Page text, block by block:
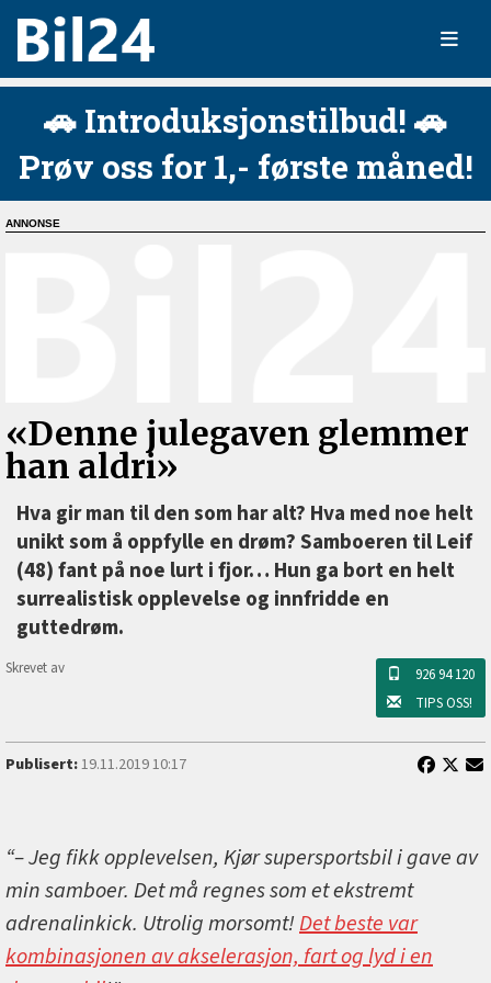
🚗 Introduksjonstilbud! 🚗
Prøv oss for 1,- første måned!
«Denne julegaven glemmer
han aldri»
Hva gir man til den som har alt? Hva med noe helt
unikt som å oppfylle en drøm? Samboeren til Leif
(48) fant på noe lurt i fjor… Hun ga bort en helt
surrealistisk opplevelse og innfridde en
guttedrøm.
Skrevet av
926 94 120
TIPS OSS!
Publisert:19.11.2019 10:17
“– Jeg fikk opplevelsen, Kjør supersportsbil i gave av
min samboer. Det må regnes som et ekstremt
adrenalinkick. Utrolig morsomt!Det beste var
kombinasjonen av akselerasjon, fart og lyd i en